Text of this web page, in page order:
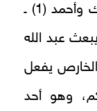
يجزي الخارص الواحد‌ ـ وبه قال مالك وأحمد (1) ـ
عبد الله
(2) ، ولأنّ الخارص يفعل
وهو أحد